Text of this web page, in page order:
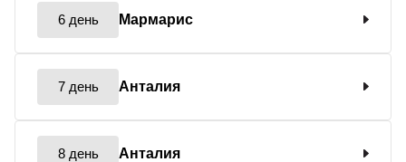
6 день Мармарис
7 день Анталия
8 день Анталия